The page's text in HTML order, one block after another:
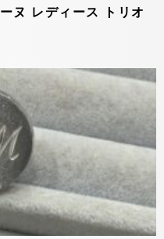
ヌ レディース トリオ